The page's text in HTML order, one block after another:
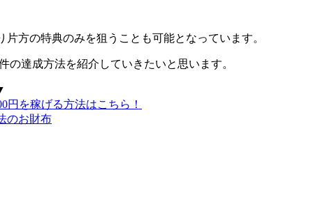
片方の特典のみを狙うことも可能となっています。
の達成方法を紹介していきたいと思います。
円を稼げる方法はこちら！